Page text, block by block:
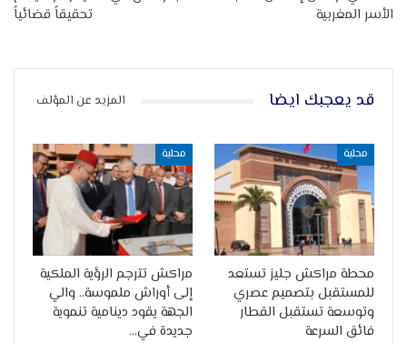
الأسر المغربية
تحقيقاً قضائياً
قد يعجبك ايضا المزيد عن المؤلف
محلية
محطة مراكش جليز تستعد
للمستقبل بتصميم عصري
وتوسعة تستقبل القطار
فائق السرعة
محلية
مراكش تترجم الرؤية الملكية
إلى أوراش ملموسة.. والي
الجهة يقود دينامية تنموية
جديدة في…